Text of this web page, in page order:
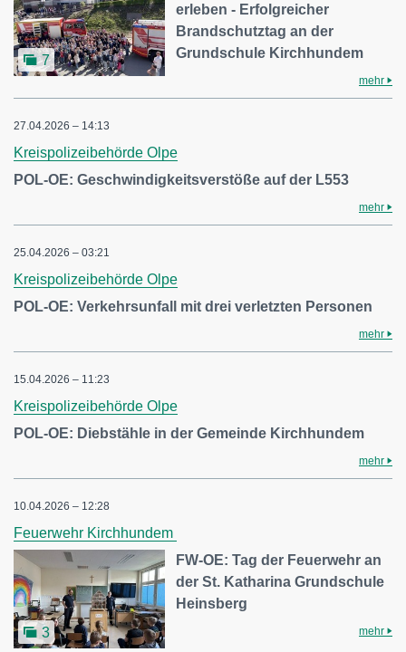
7
erleben - Erfolgreicher
Brandschutztag an der
Grundschule Kirchhundem
mehr
27.04.2026 – 14:13
Kreispolizeibehörde Olpe
POL-OE: Geschwindigkeitsverstöße auf der L553
mehr
25.04.2026 – 03:21
Kreispolizeibehörde Olpe
POL-OE: Verkehrsunfall mit drei verletzten Personen
mehr
15.04.2026 – 11:23
Kreispolizeibehörde Olpe
POL-OE: Diebstähle in der Gemeinde Kirchhundem
mehr
10.04.2026 – 12:28
Feuerwehr Kirchhundem
3
FW-OE: Tag der Feuerwehr an
der St. Katharina Grundschule
Heinsberg
mehr